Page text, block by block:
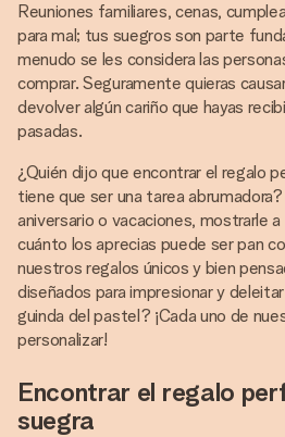
Reuniones familiares, cenas,
para mal; tus suegros son parte
menudo se les considera las
comprar. Seguramente quieras
devolver algún cariño que hayas
pasadas.
¿Quién dijo que encontrar el regalo
tiene que ser una tarea
aniversario o vacaciones, mostrarle
cuánto los aprecias puede ser pan
nuestros regalos únicos y bien
diseñados para impresionar y
guinda del pastel? ¡Cada uno de
personalizar!
Encontrar el regalo
suegra